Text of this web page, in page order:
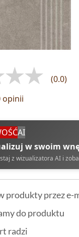
(0.0)
opinii
AI
w swoim
z wizualizatora AI i
produkty przez e-
do produktu
radzi